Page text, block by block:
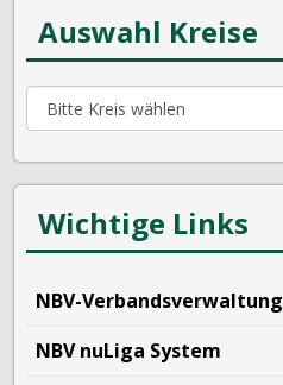
Auswahl Kreise
Wichtige Links
NBV-Verbandsverwaltung
NBV nuLiga System